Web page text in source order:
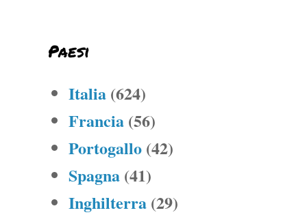
Paesi
Italia (624)
Francia (56)
Portogallo (42)
Spagna (41)
Inghilterra (29)